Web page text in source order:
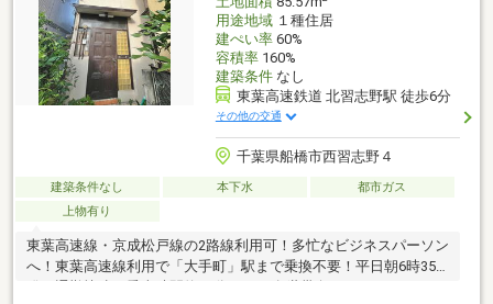
用途地域１種住居
建ぺい率60%
容積率160%
建築条件なし
東葉高速鉄道 北習志野駅 徒歩6分
その他の交通
千葉県船橋市西習志野４
建築条件なし 本下水
都市ガス
上物有り
東葉高速線・京成松戸線の2路線利用可！多忙なビジネスパーソン
へ！東葉高速線利用で「大手町」駅まで乗換不要！平日朝6時35